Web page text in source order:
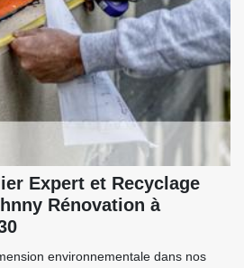
Expert et Recyclage
Rénovation à
environnementale dans nos